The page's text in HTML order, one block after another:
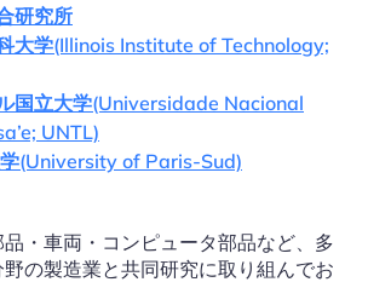
研究所
大学(Illinois Institute of Technology;
国立大学(Universidade Nacional
UNTL)
(University of Paris-Sud)
・車両・コンピュータ部品など、多
の製造業と共同研究に取り組んでお